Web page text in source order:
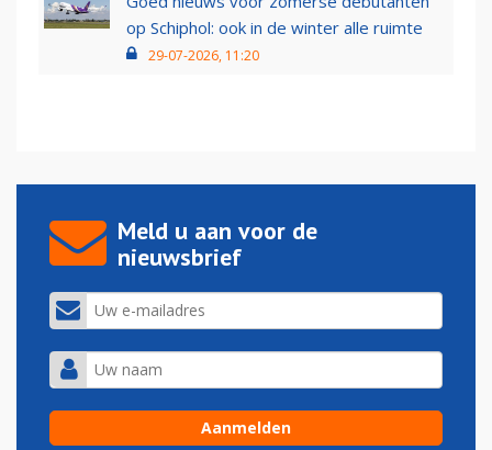
op Schiphol: ook in de winter alle ruimte
29-07-2026, 11:20
Meld u aan voor de
nieuwsbrief